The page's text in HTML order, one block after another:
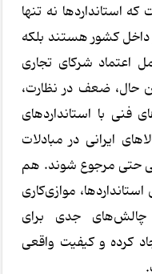
استانداردها نه تنها
داخل کشور هستند بلکه
اعتماد شرکای تجاری
حال، ضعف در نظارت،
فنی با استانداردهای
ایرانی در مبادلات
حتی مرجوع شوند. هم
موازی‌کاری
جدی برای
کرده و کیفیت واقعی